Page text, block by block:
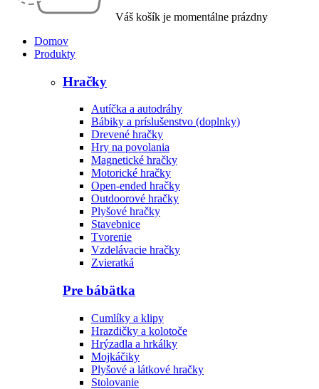
Váš košík je momentálne prázdny
Domov
Produkty
Hračky
Autíčka a autodráhy
Bábiky a príslušenstvo (doplnky)
Drevené hračky
Hry na povolania
Magnetické hračky
Motorické hračky
Open-ended hračky
Outdoorové hračky
Plyšové hračky
Stavebnice
Tvorenie
Vzdelávacie hračky
Zvieratká
Pre bábätka
Cumlíky a klipy
Hrazdičky a kolotoče
Hrýzadla a hrkálky
Mojkáčiky
Plyšové a látkové hračky
Stolovanie